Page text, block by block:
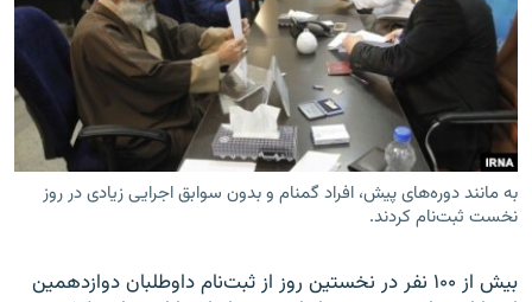
به ما بپیوندید
زبان‌های دیگر
به مانند دوره‌های پیش، افراد گمنام و بدون سوابق اجرایی زیادی در روز
نخست ثبت‌نام کردند.
بیش از ۱۰۰ نفر در نخستین روز از ثبت‌نام داوطلبان دوازدهمین